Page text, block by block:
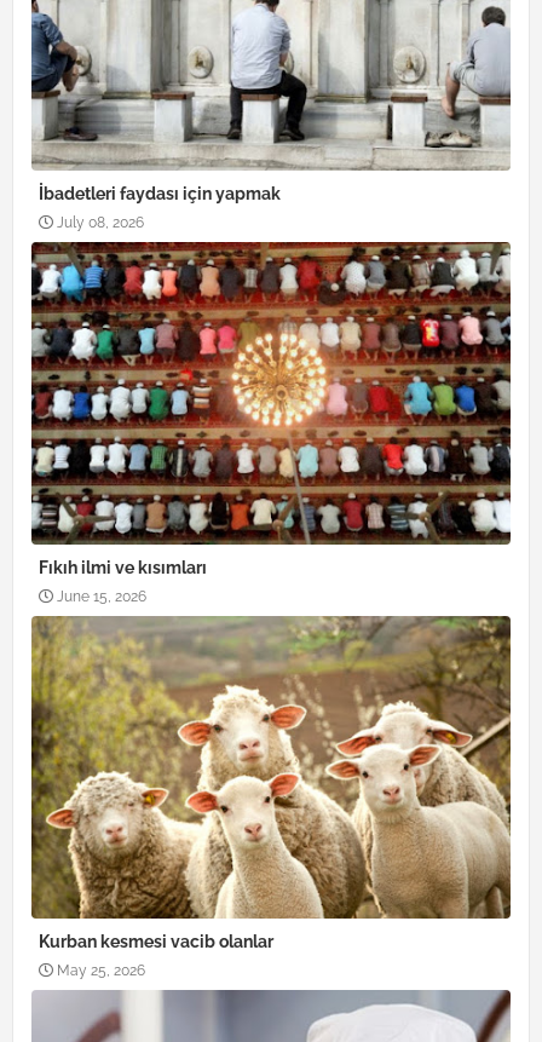
İbadetleri faydası için yapmak
July 08, 2026
Fıkıh ilmi ve kısımları
June 15, 2026
Kurban kesmesi vacib olanlar
May 25, 2026